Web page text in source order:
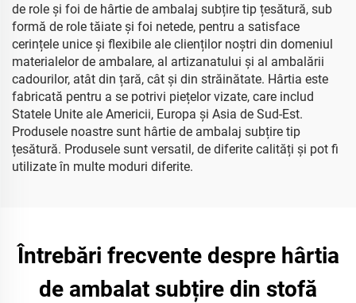
de role și foi de hârtie de ambalaj subțire tip țesătură, sub
formă de role tăiate și foi netede, pentru a satisface
cerințele unice și flexibile ale clienților noștri din domeniul
materialelor de ambalare, al artizanatului și al ambalării
cadourilor, atât din țară, cât și din străinătate. Hârtia este
fabricată pentru a se potrivi piețelor vizate, care includ
Statele Unite ale Americii, Europa și Asia de Sud-Est.
Produsele noastre sunt hârtie de ambalaj subțire tip
țesătură. Produsele sunt versatil, de diferite calități și pot fi
utilizate în multe moduri diferite.
Întrebări frecvente despre hârtia
de ambalat subțire din stofă